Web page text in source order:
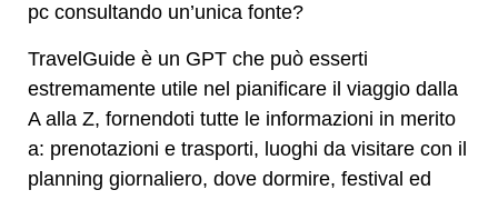
pc consultando un’unica fonte?
TravelGuide è un GPT che può esserti
estremamente utile nel pianificare il viaggio dalla
A alla Z, fornendoti tutte le informazioni in merito
a: prenotazioni e trasporti, luoghi da visitare con il
planning giornaliero, dove dormire, festival ed